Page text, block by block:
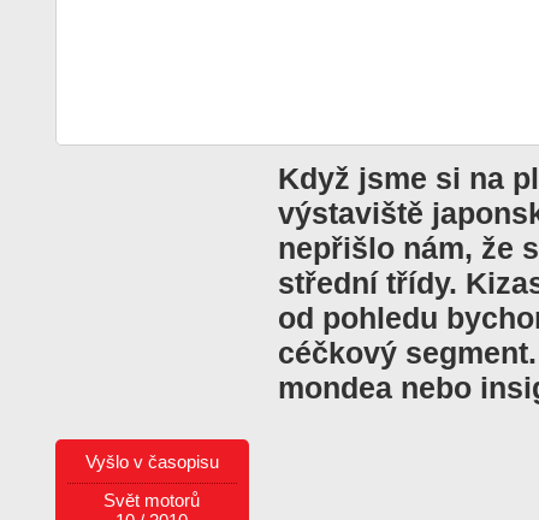
Když jsme si na
výstaviště
nepřišlo nám, že
střední třídy.
od pohledu
céčkový
mondea nebo
Vyšlo v časopisu
Svět motorů